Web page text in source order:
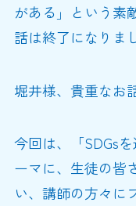
がある」という素
話は終了になりま
堀井様、貴重なお
今回は、「SDGs
ーマに、生徒の皆
い、講師の方々に